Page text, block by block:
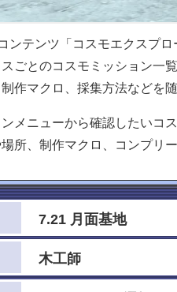
ンテンツ「コスモエクスプロ
ごとのコスモミッション一
作マクロ、採集方法などを随
メニューから確認したいコ
所、制作マクロ、コンプリ